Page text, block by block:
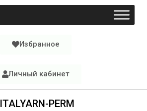
Избранное
Личный кабинет
ITALYARN-PERM